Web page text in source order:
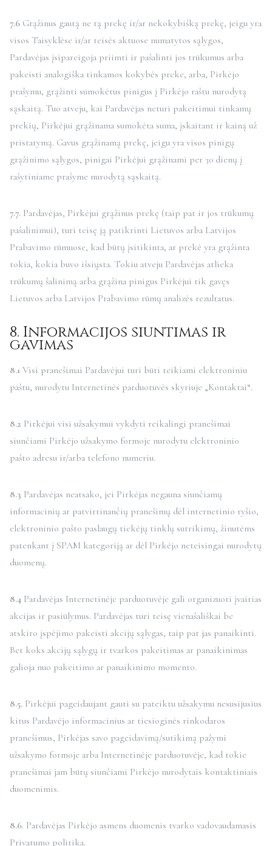
7.6 Grąžinus gautą ne tą prekę ir/ar nekokybišką prekę, jeigu yra
visos Taisyklėse ir/ar teisės aktuose numatytos sąlygos,
Pardavėjas įsipareigoja priimti ir pašalinti jos trūkumus arba
pakeisti analogiška tinkamos kokybės preke, arba, Pirkėjo
prašymu, grąžinti sumokėtus pinigus į Pirkėjo raštu nurodytą
sąskaitą. Tuo atveju, kai Pardavėjas neturi pakeitimui tinkamų
prekių, Pirkėjui grąžinama sumokėta suma, įskaitant ir kainą už
pristatymą. Gavus grąžinamą prekę, jeigu yra visos pinigų
grąžinimo sąlygos, pinigai Pirkėjui grąžinami per 30 dienų į
rašytiniame prašyme nurodytą sąskaitą.
7.7. Pardavėjas, Pirkėjui grąžinus prekę (taip pat ir jos trūkumų
pašalinimui), turi teisę ją patikrinti Lietuvos arba Latvijos
Prabavimo rūmuose, kad būtų įsitikinta, ar prekė yra grąžinta
tokia, kokia buvo išsiųsta. Tokiu atveju Pardavėjas atlieka
trūkumų šalinimą arba grąžina pinigus Pirkėjui tik gavęs
Lietuvos arba Latvijos Prabavimo rūmų analizės rezultatus.
8. Informacijos siuntimas ir
gavimas
8.1 Visi pranešimai Pardavėjui turi būti teikiami elektroniniu
paštu, nurodytu Internetinės parduotuvės skyriuje „Kontaktai“.
8.2 Pirkėjui visi užsakymui vykdyti reikalingi pranešimai
siunčiami Pirkėjo užsakymo formoje nurodytu elektroninio
pašto adresu ir/arba telefono numeriu.
8.3 Pardavėjas neatsako, jei Pirkėjas negauna siunčiamų
informacinių ar patvirtinančių pranešimų dėl internetinio ryšio,
elektroninio pašto paslaugų tiekėjų tinklų sutrikimų, žinutėms
patenkant į SPAM kategoriją ar dėl Pirkėjo neteisingai nurodytų
duomenų.
8.4 Pardavėjas Internetinėje parduotuvėje gali organizuoti įvairias
akcijas ir pasiūlymus. Pardavėjas turi teisę vienašališkai be
atskiro įspėjimo pakeisti akcijų sąlygas, taip pat jas panaikinti.
Bet koks akcijų sąlygų ir tvarkos pakeitimas ar panaikinimas
galioja nuo pakeitimo ar panaikinimo momento.
8.5. Pirkėjui pageidaujant gauti su pateiktu užsakymu nesusijusius
kitus Pardavėjo informacinius ar tiesioginės rinkodaros
pranešimus, Pirkėjas savo pageidavimą/sutikimą pažymi
užsakymo formoje arba Internetinėje parduotuvėje, kad tokie
pranešimai jam būtų siunčiami Pirkėjo nurodytais kontaktiniais
duomenimis.
8.6. Pardavėjas Pirkėjo asmens duomenis tvarko vadovaudamasis
Privatumo politika.